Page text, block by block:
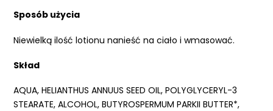
Sposób użycia
Niewielką ilość lotionu nanieść na ciało i wmasować.
Skład
AQUA, HELIANTHUS ANNUUS SEED OIL, POLYGLYCERYL-3
STEARATE, ALCOHOL, BUTYROSPERMUM PARKII BUTTER*,